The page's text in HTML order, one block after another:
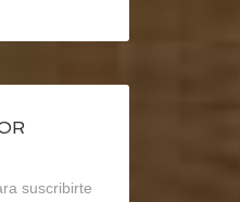
suscribirte